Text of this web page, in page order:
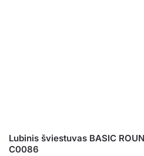
Lubinis šviestuvas BASIC
C0086